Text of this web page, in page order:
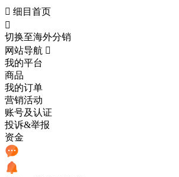
 细目首页

切换至海外分销
网站导航 
我的平台
商品
我的订单
营销活动
账号及认证
投诉&举报
资金